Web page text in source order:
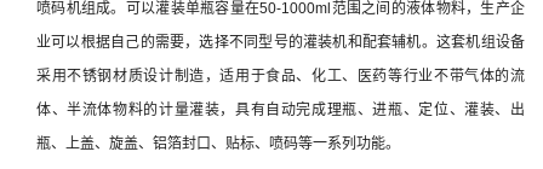
喷码机组成。可以灌装单瓶容量在50-1000ml范围之间的液体物料，生产企
业可以根据自己的需要，选择不同型号的灌装机和配套辅机。这套机组设备
采用不锈钢材质设计制造，适用于食品、化工、医药等行业不带气体的流
体、半流体物料的计量灌装，具有自动完成理瓶、进瓶、定位、灌装、出
瓶、上盖、旋盖、铝箔封口、贴标、喷码等一系列功能。